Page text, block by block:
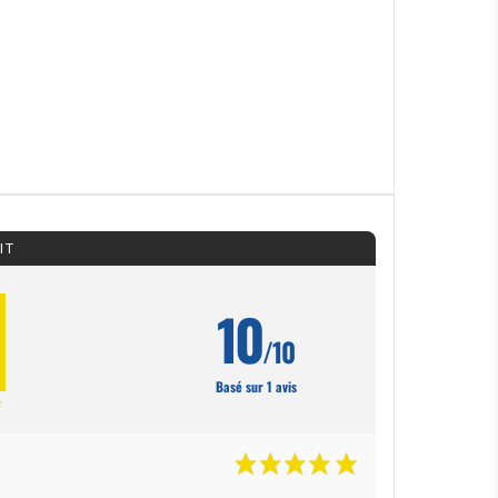
10/10
Basé sur 1 avis